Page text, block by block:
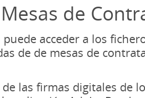
de
puede acceder a los
de de mesas de
de las firmas digitales de